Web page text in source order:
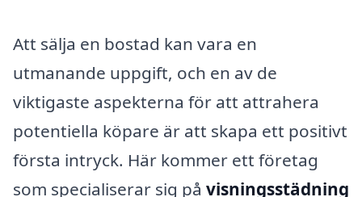
Att sälja en bostad kan vara en
utmanande uppgift, och en av de
viktigaste aspekterna för att attrahera
potentiella köpare är att skapa ett positivt
första intryck. Här kommer ett företag
som specialiserar sig på visningsstädning